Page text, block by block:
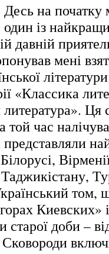
Десь на початку
один із
давній
мені
«Классика
Ця
той час
том,
Киевских»
старої доби –